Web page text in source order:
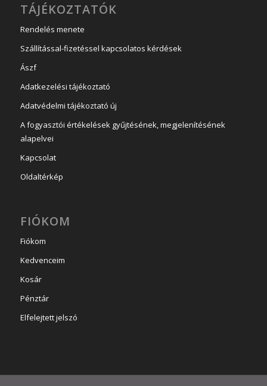
TÁJÉKOZTATÓK
Rendelés menete
Szállítással-fizetéssel kapcsolatos kérdések
Ászf
Adatkezelési tájékoztató
Adatvédelmi tájékoztató új
A fogyasztói értékelések gyűjtésének, megjelenítésének
alapelvei
Kapcsolat
Oldaltérkép
FIÓKOM
Fiókom
Kedvenceim
Kosár
Pénztár
Elfelejtett jelszó